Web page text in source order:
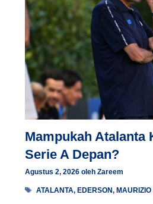
Mampukah Atalanta
Serie A Depan?
Agustus 2, 2026 oleh Zareem
Tag
ATALANTA, EDERSON, MAURIZIO